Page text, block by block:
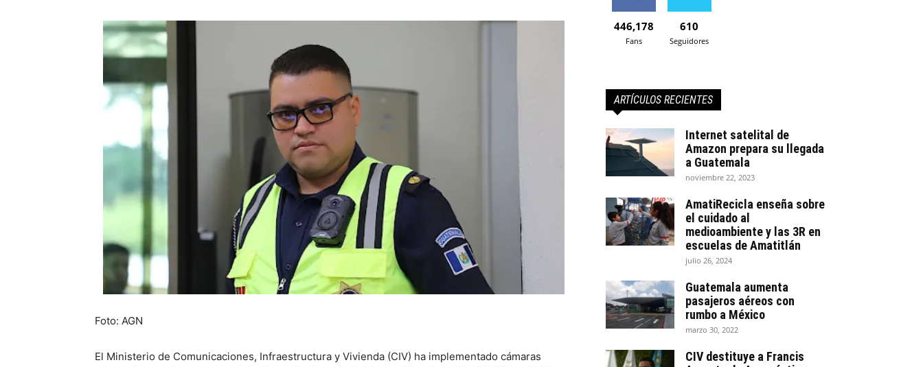
Foto: AGN
El Ministerio de Comunicaciones, Infraestructura y Vivienda (CIV) ha implementado cámaras
446,178
Fans
610
Seguidores
ARTÍCULOS RECIENTES
Internet satelital de
Amazon prepara su llegada
a Guatemala
noviembre 22, 2023
AmatiRecicla enseña sobre
el cuidado al
medioambiente y las 3R en
escuelas de Amatitlán
julio 26, 2024
Guatemala aumenta
pasajeros aéreos con
rumbo a México
marzo 30, 2022
CIV destituye a Francis